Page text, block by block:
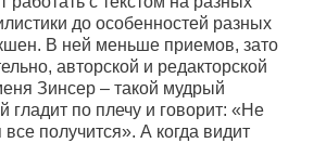
до особенностей разных
В ней меньше приемов, зато
авторской и редакторской
Зинсер – такой мудрый
гладит по плечу и говорит: «Не
все получится». А когда видит